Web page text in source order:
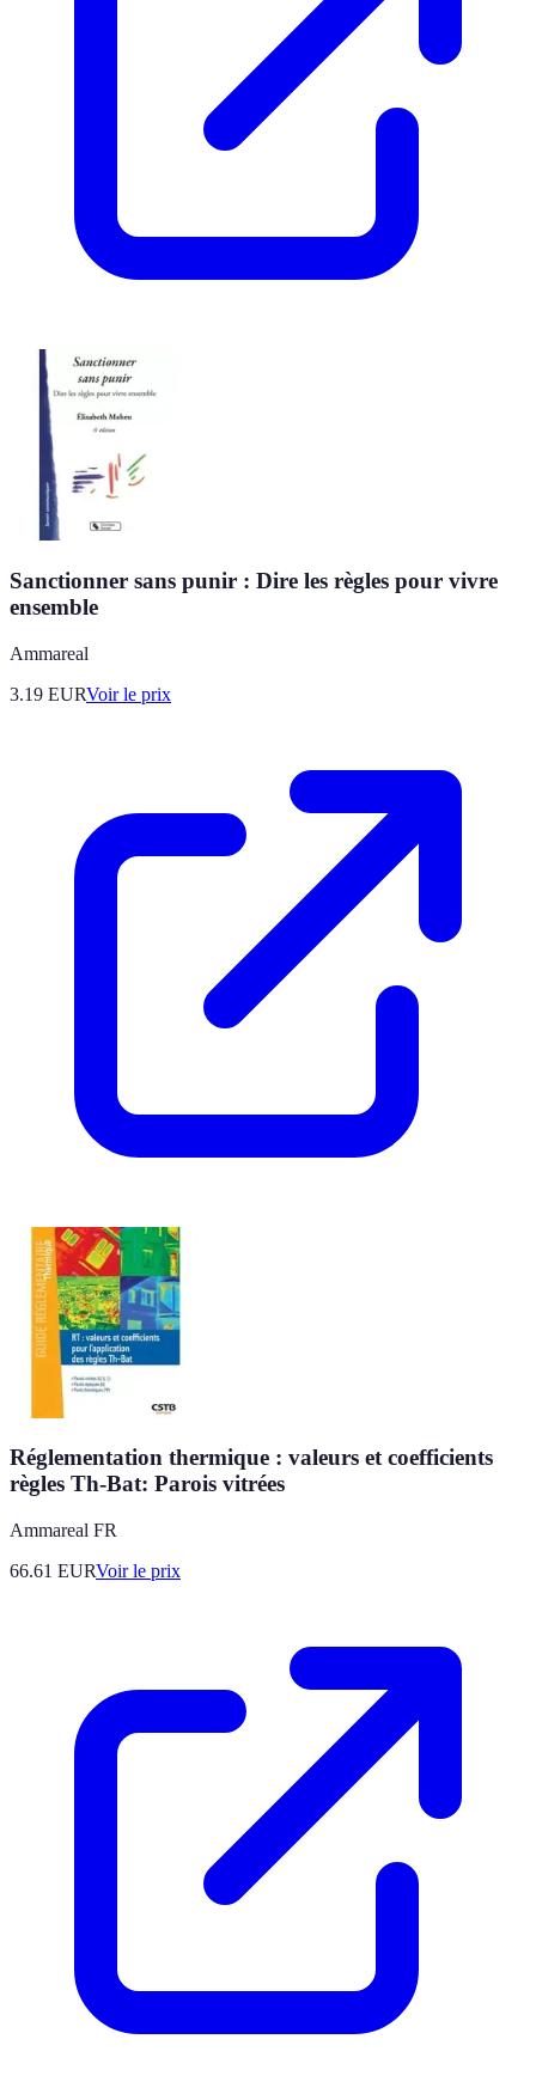
Sanctionner sans punir : Dire les règles pour vivre
ensemble
Ammareal
3.19 EURVoir le prix
Réglementation thermique : valeurs et coefficients
règles Th-Bat: Parois vitrées
Ammareal FR
66.61 EURVoir le prix